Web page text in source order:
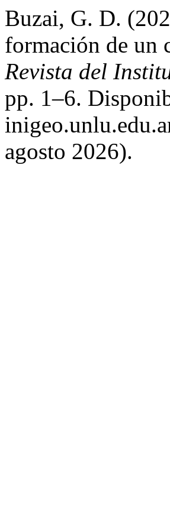
Buzai, G. D.
formación de un
Revista del
pp. 1–6.
agosto 2026).